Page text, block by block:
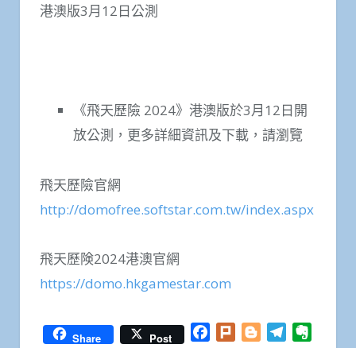
港澳版3月12日公測
《飛天歷險 2024》港澳版於3月12日開
放公測，更多詳細資訊及下載，請瀏覽
飛天歷險官網
http://domofree.softstar.com.tw/index.aspx
飛天歷険2024港澳官網
https://domo.hkgamestar.com
Share Post Facebook
Plurk BloggerTelegram